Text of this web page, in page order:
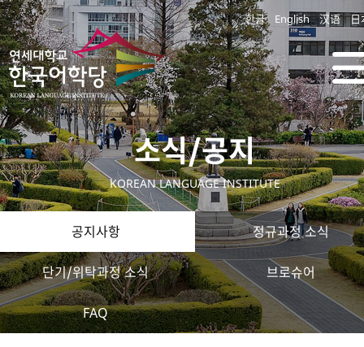
한글 English 汉语 日
소식/공지
KOREAN LANGUAGE INSTITUTE
공지사항 정규과정 소식
단기/위탁과정 소식 브로슈어
FAQ